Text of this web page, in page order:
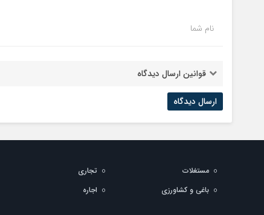
نام شما
قوانین ارسال دیدگاه
مستغلات تجاری
باغی و کشاورزی
اجاره